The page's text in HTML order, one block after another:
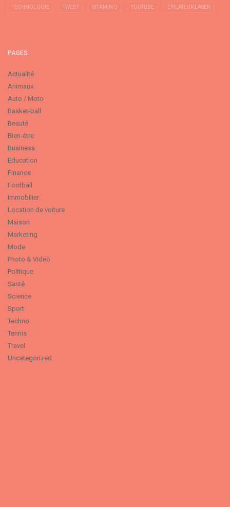
TECHNOLOGIE TWEET VITAMIN D YOUTUBE ÉPILATEUR LASER
PAGES
Actualité
Animaux
Auto / Moto
Basket-ball
Beauté
Bien-être
Business
Education
Finance
Football
Immobilier
Location de voiture
Maison
Marketing
Mode
Photo & Video
Politique
Santé
Science
Sport
Techno
Tennis
Travel
Uncategorized